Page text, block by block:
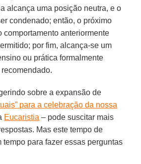
alcança uma posição neutra, e o
condenado; então, o próximo
comportamento anteriormente
por fim, alcança-se um
ou prática formalmente
sobre a expansão de
para a celebração da nossa
Eucaristia – pode suscitar mais
Mas este tempo de
tempo para fazer essas perguntas